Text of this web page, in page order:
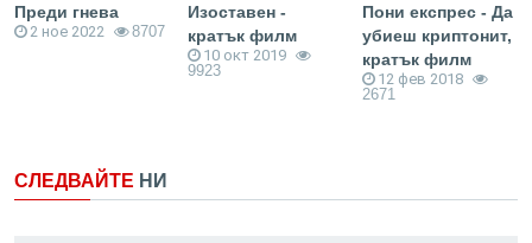
Преди гнева
2 ное 2022 8707
Изоставен -
кратък филм
10 окт 2019
9923
Пони експрес - Да
убиеш криптонит,
кратък филм
12 фев 2018
2671
СЛЕДВАЙТЕ НИ